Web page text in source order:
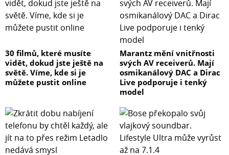
30 filmů, které musíte
vidět, dokud jste ještě na
světě. Víme, kde si je
můžete pustit online
Marantz mění vnitřnosti
svých AV receiverů. Mají
osmikanálový DAC a Dirac
Live podporuje i tenký
model